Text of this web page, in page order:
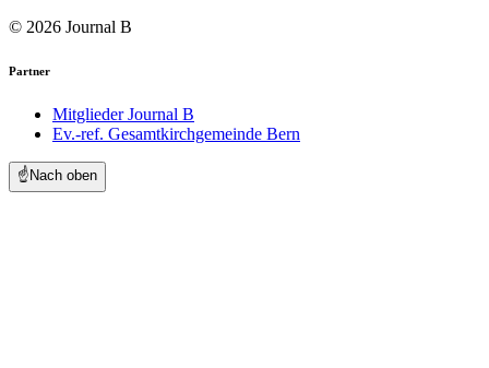
© 2026 Journal B
Partner
Mitglieder Journal B
Ev.-ref. Gesamtkirchgemeinde Bern
☝️Nach oben